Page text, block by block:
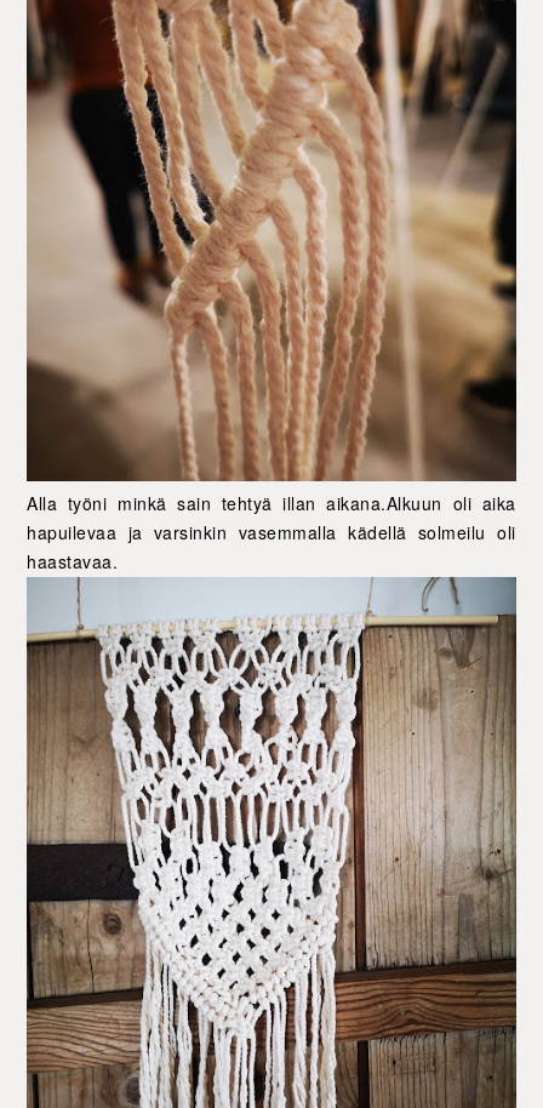
Alla työni minkä sain tehtyä illan aikana.Alkuun oli aika
hapuilevaa ja varsinkin vasemmalla kädellä solmeilu oli
haastavaa.